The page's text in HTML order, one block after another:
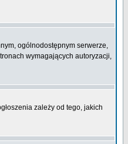
ogólnodostępnym serwerze,
wymagających autoryzacji,
zależy od tego, jakich